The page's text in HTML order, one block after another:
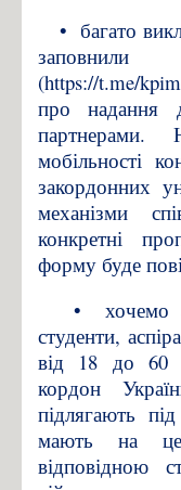
• багато
(https://t.me/
про надання
партнерами.
мобільності
закордонних
механізми
конкретні
форму буде
•
хочемо
студенти,
від 18 до 60
кордон
підлягають
мають на
відповідною